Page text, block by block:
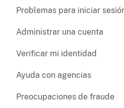
Problemas para iniciar
Administrar una cuenta
Verificar mi identidad
Ayuda con agencias
Preocupaciones de fraude